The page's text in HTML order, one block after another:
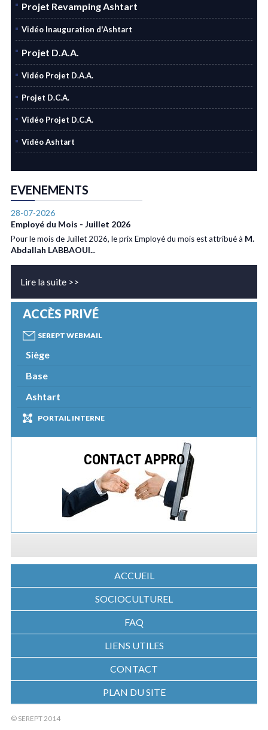
Projet Revamping Ashtart
Vidéo Inauguration d'Ashtart
Projet D.A.A.
Vidéo Projet D.A.A.
Projet D.C.A.
Vidéo Projet D.C.A.
Vidéo Ashtart
EVENEMENTS
28-07-2026
Employé du Mois - Juillet 2026
Pour le mois de Juillet 2026, le prix Employé du mois est attribué à M.
Abdallah LABBAOUI...
Lire la suite >>
ACCÈS PRIVÉ
SEREPT WEBMAIL
Siège
Base
Ashtart
PORTAIL INTERNE
CONTACT APPRO
ACCUEIL
SOCIOCULTUREL
FAQ
LIENS UTILES
CONTACT
PLAN DU SITE
© SEREPT 2014